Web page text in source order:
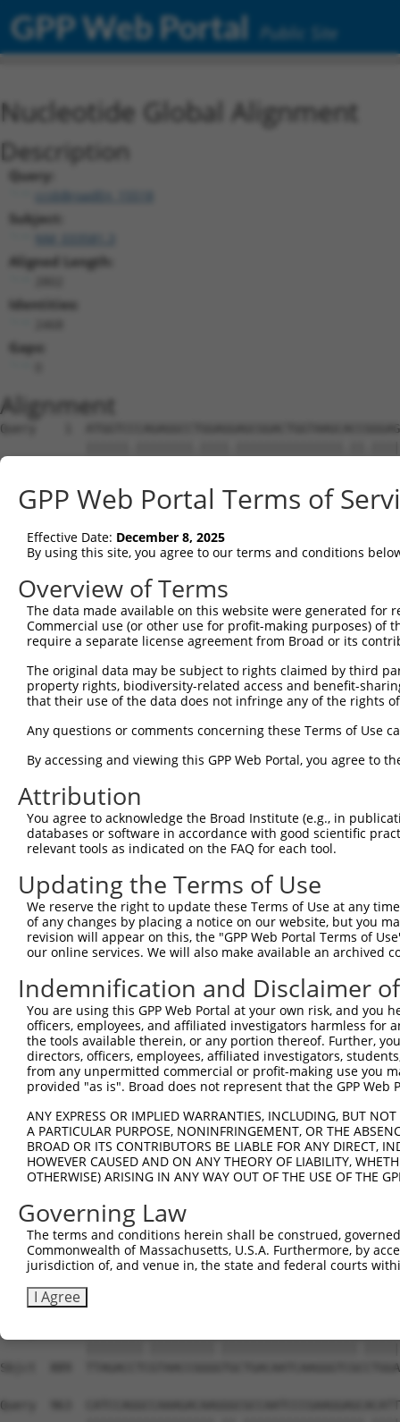
GPP Web Portal Public Site
Nucleotide Global Alignment
Description
Query:
ccsbBroadEn_15518
Subject:
Aligned Length:
Identities:
Gaps:
Alignment
Query    1  ATGGTCCCAGAGGCCTGGAGGAGCGGACTGGTAAGCACCGGGAGGGTAGTGGGAGTTTTGCTTCTGCTTGGTGC  74
            ||||||.||||||||.||||.|||||||||||||||.||.||||....||||||||||||||||||||.|.|||
Sbjct    1  ATGGTCGCAGAGGCCCGGAGCAGCGGACTGGTAAGCCCCTGGAGAACGGTGGGAGTTTTGCTTCTGCTAGCTGC  74

Query   75  CTTGAACAAGGCTTCCACGGTCATTCACTATGAGATCCCGGAGGAAAGAGAGAAGGGTTTCGCTGTGGGCAACG  148
            |||.|.|.||||||||||..||||||||||||||||||.||||||.|||||||.|||.|||.|.|||||.||||
Sbjct   75  CTTAACCGAGGCTTCCACCATCATTCACTATGAGATCCTGGAGGAGAGAGAGAGGGGGTTCCCCGTGGGTAACG  148

Query  149  TGGTCGCGAACCTTGGTTTGGATCTCGGTAGCCTCTCAGCCCGCAGGTTCCGGGTGGTGTCTGGAGCTAGCCGA  222
            |||||.||.|.|||||||||||||||||.||.||.||.||||||.||.|||||||||||||.|||||||||||.
Sbjct  149  TGGTCACGGATCTTGGTTTGGATCTCGGCAGTCTGTCGGCCCGCCGGCTCCGGGTGGTGTCCGGAGCTAGCCGT  222

Query  223  AGATTCTTTGAGGTGAACCGGGAGACCGGAGAGATGTTTGTGAACGACCGTCTGGATCGAGAGGAGCTGTGTGG  296
            ||.|||||||||||||||.|||||||.|||||||||||.||.|||||.||.|||||.||||||||||||||.||
Sbjct  223  AGGTTCTTTGAGGTGAACTGGGAGACTGGAGAGATGTTCGTCAACGATCGACTGGACCGAGAGGAGCTGTGCGG  296

Query  297  GACACTGCCCTCTTGCACTGTAACTCTGGAGTTGGTAGTGGAGAACCCGCTGGAGCTGTTCAGCGTGGAAGTGG  370
            |||.||||||||.|||||||||||||||||||||||.||.|||||||||||||||||||||||||.||||||||
Sbjct  297  GACGCTGCCCTCCTGCACTGTAACTCTGGAGTTGGTGGTAGAGAACCCGCTGGAGCTGTTCAGCGCGGAAGTGG  370

Query  371  TGATCCAGGACATCAACGACAACAATCCTGCTTTCCCTACCCAGGAAATGAAATTGGAGATTAGCGAGGCCGTG  444
            ||.|||||||||||||||||||||||||..|||||||.|||..||||||||||||||||||||||||||||.||
Sbjct  371  TGGTCCAGGACATCAACGACAACAATCCCTCTTTCCCCACCGGGGAAATGAAATTGGAGATTAGCGAGGCCTTG  444

Query  445  GCTCCGGGGACGCGCTTTCCGCTCGAGAGCGCGCACGATCCCGATGTGGGAAGCAACTCTTTACAAACCTATGA  518
            ||.|||||||||||||||||||||||||||||||||||||||||||||||.|||||||||||||||||||||||
Sbjct  445  GCGCCGGGGACGCGCTTTCCGCTCGAGAGCGCGCACGATCCCGATGTGGGGAGCAACTCTTTACAAACCTATGA  518

Query  519  GCTGAGCCGAAATGAATACTTTGCGCTTCGCGTGCAGACGCGGGAGGACAGCACCAAGTACGCGGAGCTGGTGT  592
            ||||||||..|||||.|||||||||||.|||||||||||.||.||.|||.||||.||.||.|||||||||||..
Sbjct  519  GCTGAGCCACAATGAGTACTTTGCGCTCCGCGTGCAGACTCGAGAAGACGGCACGAAATATGCGGAGCTGGTCC  592

Query  593  TGGAGCGCGCCCTGGACCGAGAACGGGAGCCTAGTCTCCAGTTAGTGCTGACGGCGTTGGACGGAGGGACCCCA  666
            |||||||||||||.||..|.|||||||||||.|||.|||||||.||.|||||.|||.||||.|||||.||||||
Sbjct  593  TGGAGCGCGCCCTAGATTGGGAACGGGAGCCAAGTGTCCAGTTGGTACTGACCGCGCTGGATGGAGGAACCCCA  666

Query  667  GCTCTCTCCGCCAGCCTGCCTATTCACATCAAGGTGCTGGACGCGAATGACAATGCGCCTGTCTTCAACCAGTC  740
            ||||.||||||||.|||.||.||||..||||..||||||||||||||||||||||||||||.||||||.|||||
Sbjct  667  GCTCGCTCCGCCACCCTTCCAATTCGTATCACAGTGCTGGACGCGAATGACAATGCGCCTGCCTTCAATCAGTC  740

Query  741  CTTGTACCGGGCGCGCGTCCTGGAGGATGCACCCTCCGGCACGCGCGTGGTACAAGTCCTTGCAACGGATCTGG  814
            .|||||.|||||||||||||.|||||||||||||.|.|||||||||||.|..||.||.||||||||.||.||||
Sbjct  741  TTTGTATCGGGCGCGCGTCCGGGAGGATGCACCCCCAGGCACGCGCGTCGCCCAGGTTCTTGCAACTGACCTGG  814

Query  815  ATGAAGGCCCCAACGGTGAAATTATTTACTCCTTCGGCAGCCACAACCGCGCCGGCGTGCGGCAACTATTCGCC  888
            ||||.||||.||||||.|||||..||||||||||||||||||||||.||.||.||.||||||.||||||||||.
Sbjct  815  ATGAGGGCCTCAACGGAGAAATCGTTTACTCCTTCGGCAGCCACAATCGTGCTGGGGTGCGGGAACTATTCGCT  888

Query  889  TTAGACCTTGTAACCGGGATGCTGACAATCAAGGGTCGGCTGGACTTCGAGGACACCAAACTCCATGAGATTTA  962
            ||||||||.|||||||||.|||||||||||||||||||.|||||||||||.|||||||||||||||||||||||
Sbjct  889  TTAGACCTCGTAACCGGGGTGCTGACAATCAAGGGTCGCCTGGACTTCGAAGACACCAAACTCCATGAGATTTA  962

Query  963  CATCCAGGCCAAAGACAAGGGCGCCAATCCCGAAGGAGCACATTGCAAAGTGTTGGTGGAGGTTGTGGATGTGA  1036
            ||||||||||||||||||.||.|||||||||||||||||.|||||||||||..|.||.||||||||.||.||.|
Sbjct  963  CATCCAGGCCAAAGACAAAGGTGCCAATCCCGAAGGAGCGCATTGCAAAGTACTTGTAGAGGTTGTAGACGTAA  1036

Query 1037  ATGACAACGCCCCGGAGATCACAGTCACCTCCGTGTACAGCCCAGTACCCGAGGATGCCCCTCTGGGGACTGTC  1110
            |||||||.||||||||.||||||||||||||.||.||||||||.||.||.||||||||.|||||||||||||||
Sbjct 1037  ATGACAATGCCCCGGAAATCACAGTCACCTCTGTATACAGCCCTGTCCCTGAGGATGCTCCTCTGGGGACTGTC  1110

Query 1111  ATCGCTTTGCTCAGTGTGACTGACCTGGATGCTGGCGAGAACGGGCTGGTGACCTGCGAAGTTCCACCGGGTCT  1184
            ||.||||||||||||||||||||.|||||||||||.|||||||||.|||||||||||||.||||||||.|||||
Sbjct 1111  ATTGCTTTGCTCAGTGTGACTGATCTGGATGCTGGAGAGAACGGGTTGGTGACCTGCGAGGTTCCACCCGGTCT  1184

Query 1185  CCCTTTCAGCCTTACTTCTTCCCTCAAGAATTACTTCACTTTGAAAACCAGTGCAGACCTGGATCGGGAGACTG  1258
            |||.||.|||||.|||||||||||||||||||||||||||||||||||||||||||.|||||||||.|||||..
Sbjct 1185  CCCCTTTAGCCTGACTTCTTCCCTCAAGAATTACTTCACTTTGAAAACCAGTGCAGCCCTGGATCGTGAGACCA  1258

Query 1259  TGCCAGAATACAACCTCAGCATCACCGCCCGAGACGCCGGAACCCCTTCCCTCTCAGCCCTTACAATAGTGCGT  1332
            |||||||||||||.|||||||||||.||.||||||.|.||||.|||.||.||||||||.|||||||.||||...
Sbjct 1259  TGCCAGAATACAATCTCAGCATCACAGCTCGAGACTCGGGAATCCCCTCTCTCTCAGCTCTTACAACAGTGAAG  1332

Query 1333  GTTCAAGTGTCCGACATCAATGACAACCCTCCACAATCTTCTCAATCTTCCTACGACGTTTACATTGAAGAAAA  1406
            ||.|||||||||||||||||.|||||.|||||.||.||.||.|||||.||||||||||||||..||||.|||||
Sbjct 1333  GTCCAAGTGTCCGACATCAACGACAATCCTCCTCAGTCGTCCCAATCCTCCTACGACGTTTATGTTGAGGAAAA  1406

Query 1407  CAACCTCCCCGGGGCTCCAATACTAAACCTAAGTGTCTGGGACCCCGACGCCCCGCAGAATGCTCGGCTTTCTT  1480
            .|||||.|||||.|.|||.|||.|||||||||||||||||||||||||||||||||..|||||.||.|||||.|
Sbjct 1407  TAACCTACCCGGCGTTCCTATATTAAACCTAAGTGTCTGGGACCCCGACGCCCCGCCCAATGCCCGCCTTTCCT  1480

Query 1481  TCTTTCTCTTGGAGCAAGGAGCTGAAACCGGGCTAGTGGGTCGCTATTTCACAATAAATCGTGACAATGGCATA  1554
            |||||||||||||.|.||||||.|||||.|||||.|||.|||||||||||||||||||||||||||||||..|.
Sbjct 1481  TCTTTCTCTTGGAACCAGGAGCGGAAACTGGGCTCGTGAGTCGCTATTTCACAATAAATCGTGACAATGGAGTC  1554

Query 1555  GTGTCATCCTTAGTGCCCCTAGACTATGAGGATCGGCGGGAATTTGAATTAACAGCTCATATCAGCGATGGGGG  1628
            .||.|..|||||||.|||||.|||||||||||||.|.|.||.||..||.|||||||||||||.|.|||.||.||
Sbjct 1555  TTGACTACCTTAGTACCCCTGGACTATGAGGATCAGAGAGAGTTCCAACTAACAGCTCATATAAACGACGGAGG  1628

Query 1629
GPP Web Portal Terms of
Effective Date: December 8, 2025
By using this site, you agree to our terms and conditions
Overview of Terms
The data made available on this website were generated
Commercial use (or other use for profit-making purposes) of
require a separate license agreement from Broad or its
The original data may be subject to rights claimed by third
property rights, biodiversity-related access and benefit-
that their use of the data does not infringe any of the rights
Any questions or comments concerning these Terms of Use
By accessing and viewing this GPP Web Portal, you agree to
Attribution
You agree to acknowledge the Broad Institute (e.g., in
databases or software in accordance with good scientific
relevant tools as indicated on the FAQ for each tool.
Updating the Terms of Use
We reserve the right to update these Terms of Use at any
of any changes by placing a notice on our website, but you
revision will appear on this, the "GPP Web Portal Terms of
our online services. We will also make available an archived
Indemnification and Disclaimer
You are using this GPP Web Portal at your own risk, and
officers, employees, and affiliated investigators harmless for
the tools available therein, or any portion thereof. Further,
directors, officers, employees, affiliated investigators,
from any unpermitted commercial or profit-making use you
provided "as is". Broad does not represent that the GPP
ANY EXPRESS OR IMPLIED WARRANTIES, INCLUDING, BUT
A PARTICULAR PURPOSE, NONINFRINGEMENT, OR THE
BROAD OR ITS CONTRIBUTORS BE LIABLE FOR ANY DIRECT,
HOWEVER CAUSED AND ON ANY THEORY OF LIABILITY,
OTHERWISE) ARISING IN ANY WAY OUT OF THE USE OF THE
Governing Law
The terms and conditions herein shall be construed,
Commonwealth of Massachusetts, U.S.A. Furthermore, by
jurisdiction of, and venue in, the state and federal courts
I Agree